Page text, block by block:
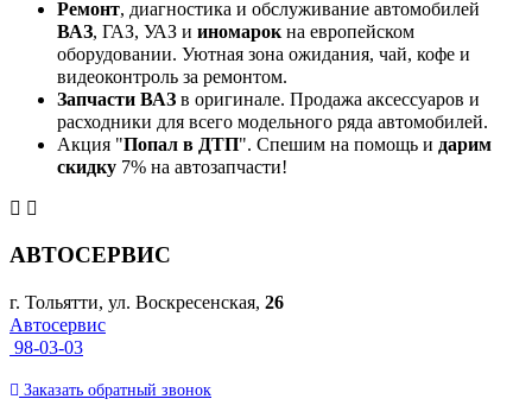
Ремонт, диагностика и обслуживание автомобилей
ВАЗ, ГАЗ, УАЗ и иномарокна европейском
оборудовании. Уютная зона ожидания, чай, кофе и
видеоконтроль за ремонтом.
Запчасти ВАЗ в оригинале. Продажа аксессуаров и
расходники для всего модельного ряда автомобилей.
Акция "Попал в ДТП". Спешим на помощь и дарим
скидку 7% на автозапчасти!
АВТОСЕРВИС
г. Тольятти, ул. Воскресенская, 26
Автосервис
98-03-03
Заказать обратный звонок